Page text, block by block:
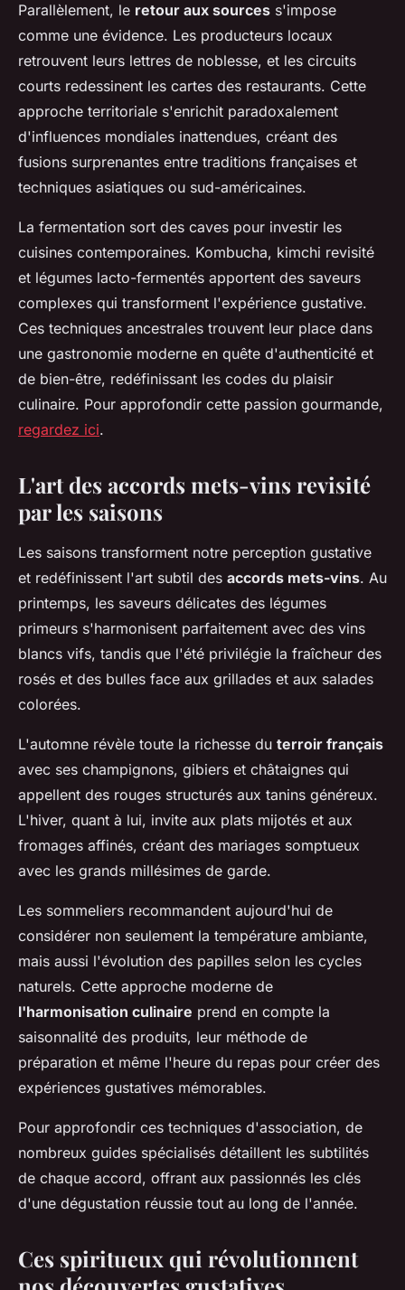
Parallèlement, le retour aux sources s'impose
comme une évidence. Les producteurs locaux
retrouvent leurs lettres de noblesse, et les circuits
courts redessinent les cartes des restaurants. Cette
approche territoriale s'enrichit paradoxalement
d'influences mondiales inattendues, créant des
fusions surprenantes entre traditions françaises et
techniques asiatiques ou sud-américaines.
La fermentation sort des caves pour investir les
cuisines contemporaines. Kombucha, kimchi revisité
et légumes lacto-fermentés apportent des saveurs
complexes qui transforment l'expérience gustative.
Ces techniques ancestrales trouvent leur place dans
une gastronomie moderne en quête d'authenticité et
de bien-être, redéfinissant les codes du plaisir
culinaire. Pour approfondir cette passion gourmande,
regardez ici.
L'art des accords mets-vins revisité
par les saisons
Les saisons transforment notre perception gustative
et redéfinissent l'art subtil des accords mets-vins. Au
printemps, les saveurs délicates des légumes
primeurs s'harmonisent parfaitement avec des vins
blancs vifs, tandis que l'été privilégie la fraîcheur des
rosés et des bulles face aux grillades et aux salades
colorées.
L'automne révèle toute la richesse du terroir français
avec ses champignons, gibiers et châtaignes qui
appellent des rouges structurés aux tanins généreux.
L'hiver, quant à lui, invite aux plats mijotés et aux
fromages affinés, créant des mariages somptueux
avec les grands millésimes de garde.
Les sommeliers recommandent aujourd'hui de
considérer non seulement la température ambiante,
mais aussi l'évolution des papilles selon les cycles
naturels. Cette approche moderne de
l'harmonisation culinaire prend en compte la
saisonnalité des produits, leur méthode de
préparation et même l'heure du repas pour créer des
expériences gustatives mémorables.
Pour approfondir ces techniques d'association, de
nombreux guides spécialisés détaillent les subtilités
de chaque accord, offrant aux passionnés les clés
d'une dégustation réussie tout au long de l'année.
Ces spiritueux qui révolutionnent